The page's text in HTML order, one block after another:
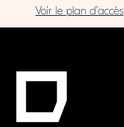
Voir le plan d’accès